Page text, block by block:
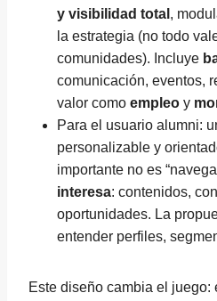
y visibilidad total ,
la estrategia (no todo
comunidades). Incluye
comunicación, eventos,
valor como empleo y
Para el usuario alumni:
personalizable y
importante no es
interesa: contenidos,
oportunidades. La
entender perfiles,
Este diseño cambia el juego: